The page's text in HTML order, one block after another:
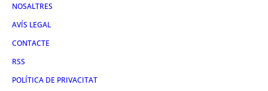
NOSALTRES
AVÍS LEGAL
CONTACTE
RSS
POLÍTICA DE PRIVACITAT